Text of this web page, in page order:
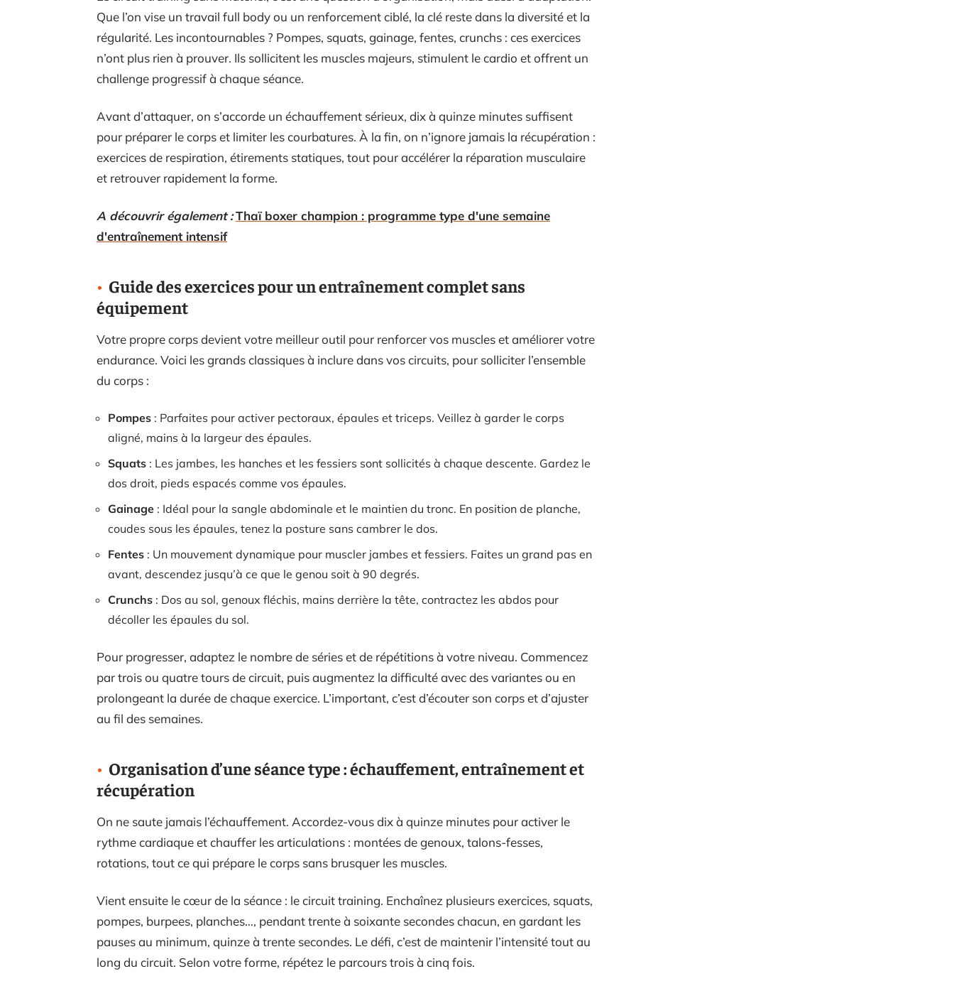
Que l’on vise un travail full body ou un renforcement ciblé, la clé reste dans la diversité et la
régularité. Les incontournables ? Pompes, squats, gainage, fentes, crunchs : ces exercices
n’ont plus rien à prouver. Ils sollicitent les muscles majeurs, stimulent le cardio et offrent un
challenge progressif à chaque séance.
Avant d’attaquer, on s’accorde un échauffement sérieux, dix à quinze minutes suffisent
pour préparer le corps et limiter les courbatures. À la fin, on n’ignore jamais la récupération :
exercices de respiration, étirements statiques, tout pour accélérer la réparation musculaire
et retrouver rapidement la forme.
A découvrir également :Thaï boxer champion : programme type d'une semaine
d'entraînement intensif
Guide des exercices pour un entraînement complet sans
équipement
Votre propre corps devient votre meilleur outil pour renforcer vos muscles et améliorer votre
endurance. Voici les grands classiques à inclure dans vos circuits, pour solliciter l’ensemble
du corps :
Pompes : Parfaites pour activer pectoraux, épaules et triceps. Veillez à garder le corps
aligné, mains à la largeur des épaules.
Squats : Les jambes, les hanches et les fessiers sont sollicités à chaque descente. Gardez le
dos droit, pieds espacés comme vos épaules.
Gainage : Idéal pour la sangle abdominale et le maintien du tronc. En position de planche,
coudes sous les épaules, tenez la posture sans cambrer le dos.
Fentes : Un mouvement dynamique pour muscler jambes et fessiers. Faites un grand pas en
avant, descendez jusqu’à ce que le genou soit à 90 degrés.
Crunchs : Dos au sol, genoux fléchis, mains derrière la tête, contractez les abdos pour
décoller les épaules du sol.
Pour progresser, adaptez le nombre de séries et de répétitions à votre niveau. Commencez
par trois ou quatre tours de circuit, puis augmentez la difficulté avec des variantes ou en
prolongeant la durée de chaque exercice. L’important, c’est d’écouter son corps et d’ajuster
au fil des semaines.
Organisation d’une séance type : échauffement, entraînement et
récupération
On ne saute jamais l’échauffement. Accordez-vous dix à quinze minutes pour activer le
rythme cardiaque et chauffer les articulations : montées de genoux, talons-fesses,
rotations, tout ce qui prépare le corps sans brusquer les muscles.
Vient ensuite le cœur de la séance : le circuit training. Enchaînez plusieurs exercices, squats,
pompes, burpees, planches…, pendant trente à soixante secondes chacun, en gardant les
pauses au minimum, quinze à trente secondes. Le défi, c’est de maintenir l’intensité tout au
long du circuit. Selon votre forme, répétez le parcours trois à cinq fois.